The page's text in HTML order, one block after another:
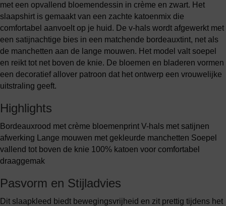
met een opvallend bloemendessin in crème en zwart. Het
slaapshirt is gemaakt van een zachte katoenmix die
comfortabel aanvoelt op je huid. De v-hals wordt afgewerkt met
een satijnachtige bies in een matchende bordeauxtint, net als
de manchetten aan de lange mouwen. Het model valt soepel
en reikt tot net boven de knie. De bloemen en bladeren vormen
een decoratief allover patroon dat het ontwerp een vrouwelijke
uitstraling geeft.
Highlights
Bordeauxrood met crème bloemenprint V-hals met satijnen
afwerking Lange mouwen met gekleurde manchetten Soepel
vallend tot boven de knie 100% katoen voor comfortabel
draaggemak
Pasvorm en Stijladvies
Dit slaapkleed biedt bewegingsvrijheid en zit prettig tijdens het